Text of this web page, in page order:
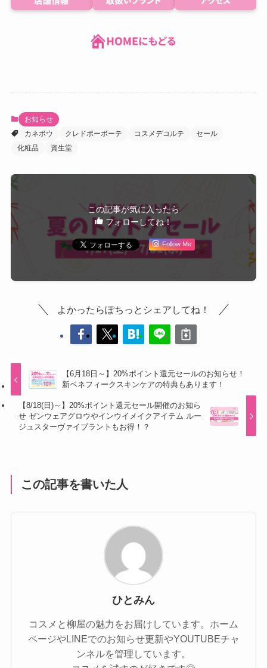
お知らせ
カネボウ
クレドポーボーテ コスメデコルテ
セール
化粧品
資生堂
この記事が気に入ったら
フォローしてね！
Follow Me
よかったらぽちっとシェアしてね！
【6月18日～】20%ポイント還元セールのお知らせ！
新ベネフィークスキンケアの特典もあります！
【8/18(日)～】20%ポイント還元セール開催のお知ら
せ ゼンウェアグロウやインウイメイクアイテム ルー
ジュスターヴァイブラントもお得！？
この記事を書いた人
ひとみん
コスメと柳屋の魅力をお届けしています。ホーム
ページやLINEでのお知らせ更新やYOUTUBEチャ
ンネルを管理しています。